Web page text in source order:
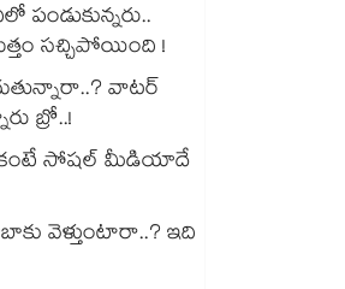
పండుకున్నరు..
సచ్చిపోయింది !
వాటర్
బ్రో..!
సోషల్ మీడియాదే
వెళ్తుంటారా..? ఇది